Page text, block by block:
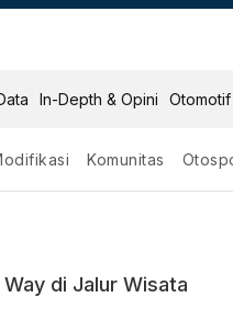
In-Depth & Opini Otomotif
Komunitas
Anyer
di Jalur Wisata